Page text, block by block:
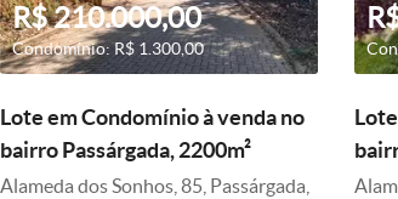
R$ 210.000,00
Condomínio: R$ 1.300,00
Lote em Condomínio à venda no
bairro Passárgada, 2200m²
Alameda dos Sonhos, 85, Passárgada,